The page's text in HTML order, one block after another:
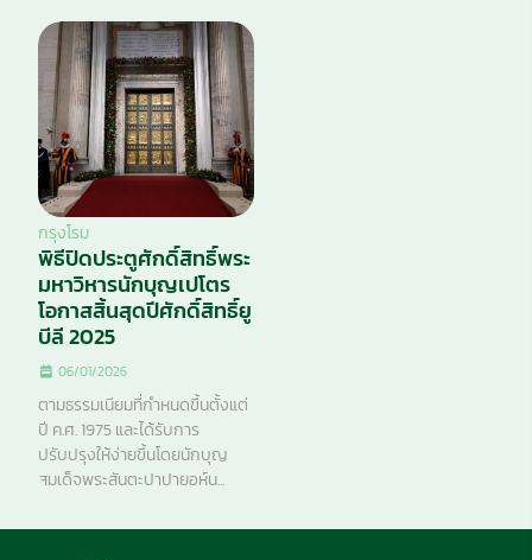
กรุงโรม
พิธีปิดประตูศักดิ์สิทธิ์พระ
มหาวิหารนักบุญเปโตร
โอกาสสิ้นสุดปีศักดิ์สิทธิ์ยู
บีลี 2025
06/01/2026
ตามธรรมเนียมที่กำหนดขึ้นตั้งแต่
ปี ค.ศ. 1975 และได้รับการ
ปรับปรุงให้ง่ายขึ้นโดยนักบุญ
สมเด็จพระสันตะปาปายอห์น...